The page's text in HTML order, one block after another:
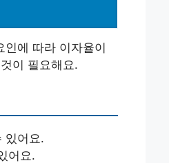
에 따라 이자율이
이 필요해요.
있어요.
어요.